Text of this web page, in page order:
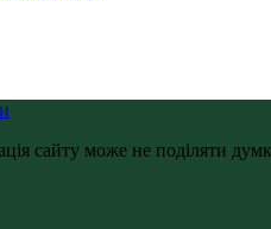
сайту може не поділяти